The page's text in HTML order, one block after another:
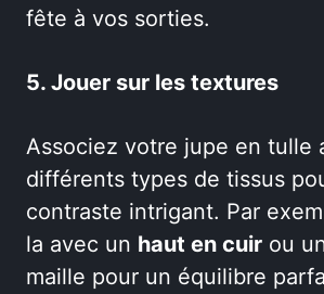
fête à vos sorties.
5. Jouer sur les textures
Associez votre jupe en tulle
différents types de tissus
contraste intrigant. Par
la avec un haut en cuir ou
maille pour un équilibre